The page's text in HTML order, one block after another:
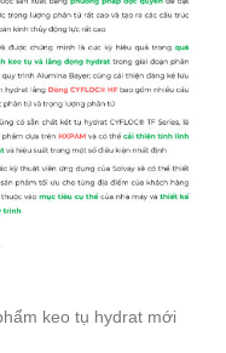
keo tụ hydrat mới